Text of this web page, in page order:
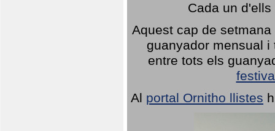
Cada un
Aquest cap de
guanyador mensual
entre tots els
Al portal Ornitho llistes